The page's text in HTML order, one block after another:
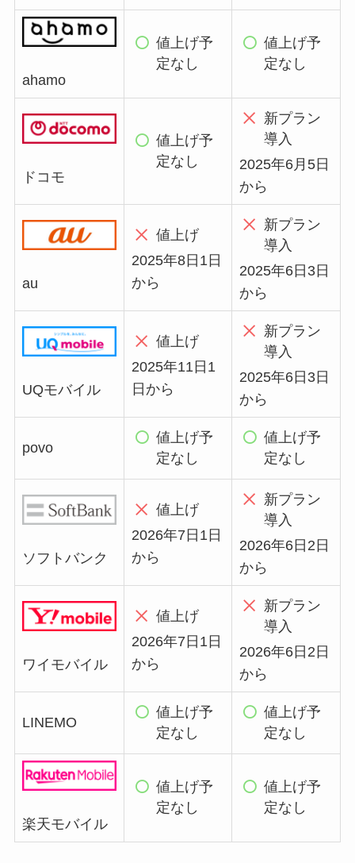
ahamo
値上げ予
定なし
値上げ予
定なし
ドコモ
値上げ予
定なし
新プラン
導入
2025年6月5日
から
au
値上げ
2025年8日1日
から
新プラン
導入
2025年6日3日
から
UQモバイル
値上げ
2025年11日1
日から
新プラン
導入
2025年6日3日
から
povo
値上げ予
定なし
値上げ予
定なし
ソフトバンク
値上げ
2026年7日1日
から
新プラン
導入
2026年6日2日
から
ワイモバイル
値上げ
2026年7日1日
から
新プラン
導入
2026年6日2日
から
LINEMO
値上げ予
定なし
値上げ予
定なし
楽天モバイル
値上げ予
定なし
値上げ予
定なし